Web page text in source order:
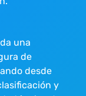
una
de
desde
y